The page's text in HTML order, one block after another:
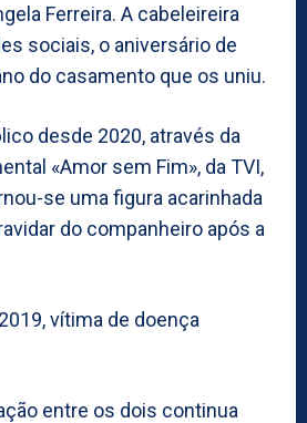
Ferreira. A cabeleireira
sociais, o aniversário de
do casamento que os uniu.
desde 2020, através da
«Amor sem Fim», da TVI,
se uma figura acarinhada
do companheiro após a
vítima de doença
entre os dois continua